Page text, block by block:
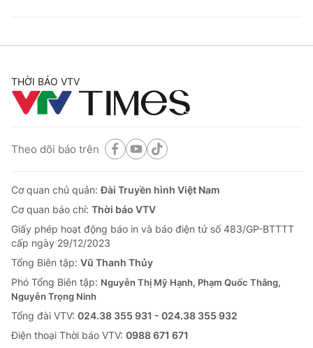
THỜI BÁO VTV
Theo dõi báo trên
Cơ quan chủ quản:Đài Truyền hình Việt Nam
Cơ quan báo chí: Thời báo VTV
Giấy phép hoạt động báo in và báo điện tử số 483/GP-BTTTT
cấp ngày 29/12/2023
Tổng Biên tập: Vũ Thanh Thủy
Phó Tổng Biên tập: Nguyễn Thị Mỹ Hạnh, Phạm Quốc Thắng,
Nguyễn Trọng Ninh
Tổng đài VTV: 024.38 355 931 - 024.38 355 932
Ðiện thoại Thời báo VTV: 0988 671 671